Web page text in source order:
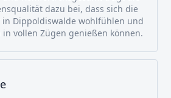
dazu bei, dass sich die
in Dippoldiswalde wohlfühlen und
in vollen Zügen genießen können.